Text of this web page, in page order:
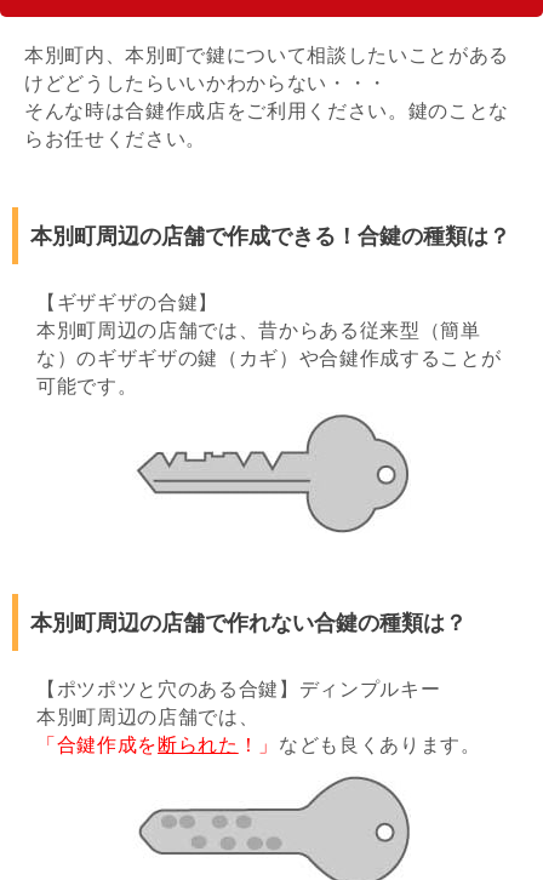
本別町内、本別町で鍵について相談したいことがある
けどどうしたらいいかわからない・・・
そんな時は合鍵作成店をご利用ください。鍵のことな
らお任せください。
本別町周辺の店舗で作成できる！合鍵の種類は？
【ギザギザの合鍵】
本別町周辺の店舗では、昔からある従来型（簡単
な）のギザギザの鍵（カギ）や合鍵作成することが
可能です。
本別町周辺の店舗で作れない合鍵の種類は？
【ポツポツと穴のある合鍵】ディンプルキー
本別町周辺の店舗では、
「合鍵作成を断られた ！」 なども良くあります。